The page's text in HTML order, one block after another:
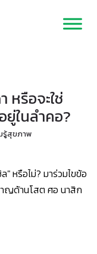
หรือจะใช่
ในลำคอ?
รู้สุขภาพ
หรือไม่? มาร่วมไขข้อ
ญด้านโสต ศอ นาสิก